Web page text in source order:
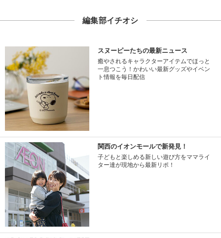
編集部イチオシ
スヌーピーたちの最新ニュース
癒やされるキャラクターアイテムでほっと
一息つこう！かわいい最新グッズやイベン
ト情報を毎日配信
関西のイオンモールで新発見！
子どもと楽しめる新しい遊び方をママライ
ター達が現地から最新リポ！